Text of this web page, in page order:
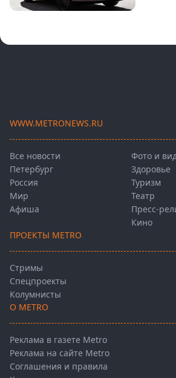
WWW.METRONEWS.RU
Все новости
Петербург
Россия
Мир
Афиша
Фото и
Здоровье
Туризм
Театр
Пресс-
Кино
ПРОЕКТЫ METRO
Стримы
Спецпроекты
Колумнисты
О METRO
Реклама в газете Metro
Реклама на сайте Metro
Соглашения и правила